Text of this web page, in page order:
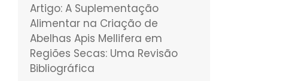
Artigo: A Suplementação
Alimentar na Criação de
Abelhas Apis Mellifera em
Regiões Secas: Uma Revisão
Bibliográfica